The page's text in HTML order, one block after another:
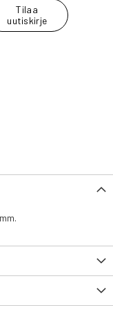
Tilaa
uutiskirje